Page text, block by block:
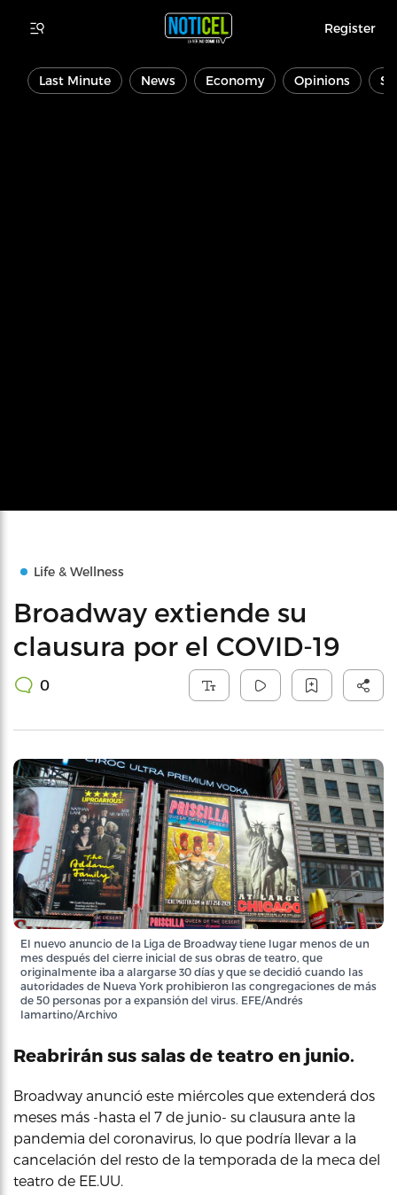
Register
Last Minute News Economy Opinions
Life & Wellness
Broadway extiende su
clausura por el COVID-19
0
El nuevo anuncio de la Liga de Broadway tiene lugar menos de un
mes después del cierre inicial de sus obras de teatro, que
originalmente iba a alargarse 30 días y que se decidió cuando las
autoridades de Nueva York prohibieron las congregaciones de más
de 50 personas por a expansión del virus. EFE/Andrés
Iamartino/Archivo
Reabrirán sus salas de teatro en junio.
Broadway anunció este miércoles que extenderá dos
meses más -hasta el 7 de junio- su clausura ante la
pandemia del coronavirus, lo que podría llevar a la
cancelación del resto de la temporada de la meca del
teatro de EE.UU.